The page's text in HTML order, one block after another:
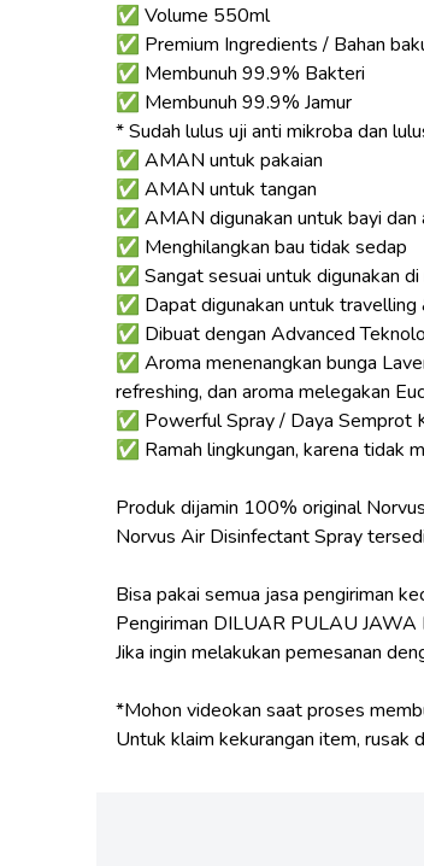
✅ Volume 550ml
✅ Premium Ingredients / Bahan
✅ Membunuh 99.9% Bakteri
✅ Membunuh 99.9% Jamur
* Sudah lulus uji anti mikroba dan
✅ AMAN untuk pakaian
✅ AMAN untuk tangan
✅ AMAN digunakan untuk bayi dan
✅ Menghilangkan bau tidak sedap
✅ Sangat sesuai untuk digunakan
✅ Dapat digunakan untuk
✅ Dibuat dengan Advanced
✅ Aroma menenangkan bunga
refreshing, dan aroma melegakan
✅ Powerful Spray / Daya Semprot
✅ Ramah lingkungan, karena tidak
Produk dijamin 100% original
Norvus Air Disinfectant Spray
Bisa pakai semua jasa pengiriman
Pengiriman DILUAR PULAU JAWA
Jika ingin melakukan pemesanan
*Mohon videokan saat proses